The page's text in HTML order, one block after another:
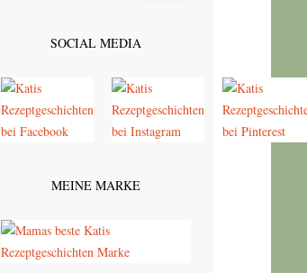
SOCIAL MEDIA
MEINE MARKE